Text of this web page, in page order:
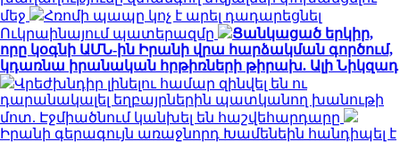
մեջ
Հռոմի պապը կոչ է արել դադարեցնել
Ուկրաինայում պատերազմը
Ցանկացած երկիր,
որը կօգնի ԱՄՆ-ին Իրանի վրա հարձակման գործում,
կդառնա իրանական հրթիռների թիրախ. Ալի Նիկզադ
Վրեժխնդիր լինելու համար զինվել են ու
դարանակալել եղբայրներին պատկանող խանութի
մոտ. Էջմիածնում կանխել են հաշվեհարդարը
Իրանի գերագույն առաջնորդ Խամենեին հանդիպել է